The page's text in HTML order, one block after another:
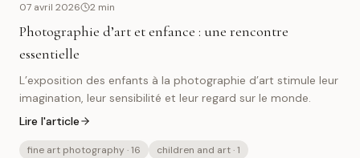
07 avril 2026 2 min
Photographie d’art et enfance : une rencontre
essentielle
L’exposition des enfants à la photographie d’art stimule leur
imagination, leur sensibilité et leur regard sur le monde.
Lire l'article
fine art photography· 16 children and art· 1